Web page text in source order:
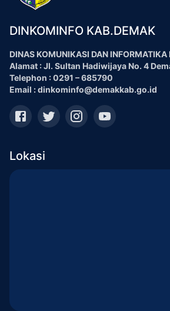
DINKOMINFO KAB.DEMAK
DINAS KOMUNIKASI DAN
Alamat : Jl. Sultan Hadiwijaya No. 4
Telephon : 0291 – 685790
Email : dinkominfo@demakkab.go.id
Lokasi